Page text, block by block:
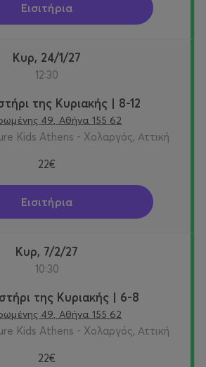
Εισιτήρια
Κυρ, 24/1/27
12:30
της Κυριακής | 8-12
49, Αθήνα 155 62
Kids Athens - Χολαργός, Αττική
22€
Εισιτήρια
Κυρ, 7/2/27
10:30
της Κυριακής | 6-8
49, Αθήνα 155 62
Kids Athens - Χολαργός, Αττική
22€